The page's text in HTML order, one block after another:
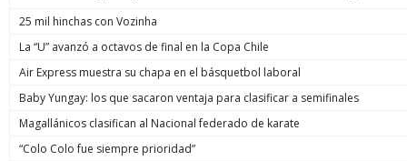
25 mil hinchas con Vozinha
La “U” avanzó a octavos de final en la Copa Chile
Air Express muestra su chapa en el básquetbol laboral
Baby Yungay: los que sacaron ventaja para clasificar a semifinales
Magallánicos clasifican al Nacional federado de karate
“Colo Colo fue siempre prioridad”